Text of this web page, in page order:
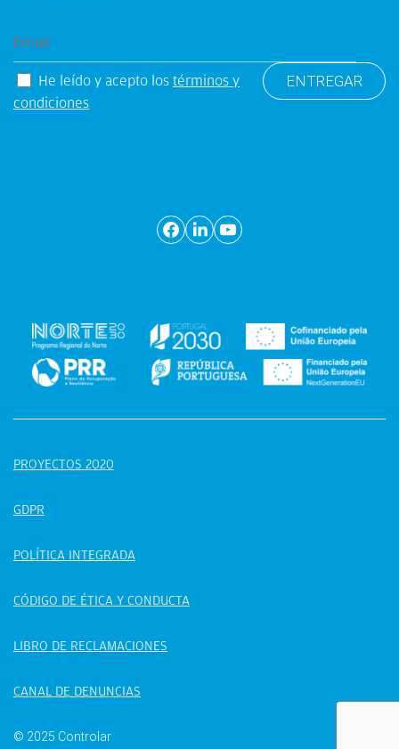
He leído y acepto los términos y
condiciones
PROYECTOS 2020
GDPR
POLÍTICA INTEGRADA
CÓDIGO DE ÉTICA Y CONDUCTA
LIBRO DE RECLAMACIONES
CANAL DE DENUNCIAS
© 2025 Controlar